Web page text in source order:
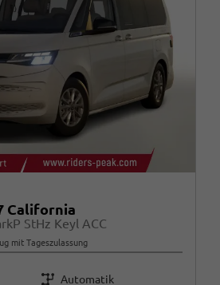
California
StHz Keyl ACC
mit Tageszulassung
Getriebe Automatik